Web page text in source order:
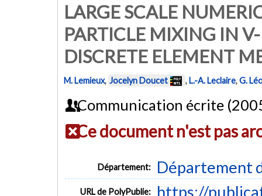
LARGE SCALE
PARTICLE MIXING IN
DISCRETE ELEMENT
M. Lemieux, Jocelyn Doucet ,L.-A. Leclaire,G.
Communication écrite
Ce document n'est pas
Département: Département
URL de PolyPublie: https://